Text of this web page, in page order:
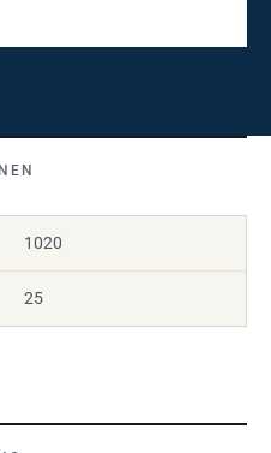
1020
25